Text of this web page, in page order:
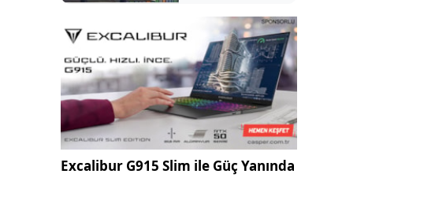
göründü:
Mahkemede
ilginç savunma
Excalibur G915 Slim ile Güç Yanında